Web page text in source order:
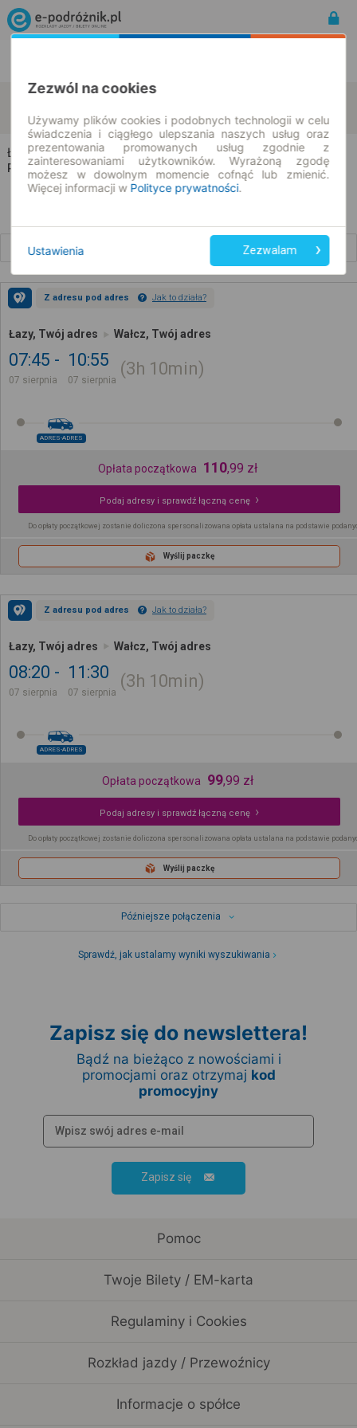
07.08.2026 | -- : --
Łazy → Wałcz
Rozkład jazdy i bilety
Z adresu pod adres Jak to działa?
Łazy, Twój adres Wałcz, Twój adres
07:45
07 sierpnia
10:55
07 sierpnia
3h 10min
ADRES-ADRES
Opłata początkowa 110,99 zł
Podaj adresy i sprawdź łączną cenę
Do opłaty początkowej zostanie doliczona spersonalizowana opłata ustalana na podstawie
Wyślij paczkę
Z adresu pod adres Jak to działa?
Łazy, Twój adres Wałcz, Twój adres
08:20
07 sierpnia
11:30
07 sierpnia
3h 10min
ADRES-ADRES
Opłata początkowa 99,99 zł
Podaj adresy i sprawdź łączną cenę
Do opłaty początkowej zostanie doliczona spersonalizowana opłata ustalana na podstawie
Wyślij paczkę
Późniejsze połączenia
Sprawdź, jak ustalamy wyniki wyszukiwania
Zapisz się do newslettera!
Bądź na bieżąco z nowościami i
promocjami oraz otrzymaj kod
promocyjny
Zapisz się
Pomoc
Twoje Bilety / EM-karta
Regulaminy i Cookies
Rozkład jazdy / Przewoźnicy
Informacje o spółce
Zezwól na cookies
Używamy plików cookies i podobnych technologii w celu
świadczenia i ciągłego ulepszania naszych usług oraz
prezentowania promowanych usług zgodnie z
zainteresowaniami użytkowników. Wyrażoną zgodę
możesz w dowolnym momencie cofnąć lub zmienić.
Więcej informacji w Polityce prywatności.
Ustawienia Zezwalam